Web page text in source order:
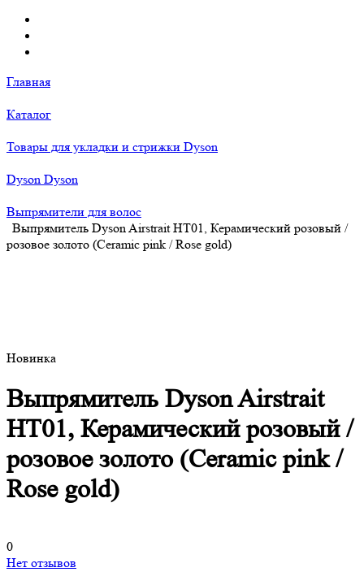
Главная
Каталог
Товары для укладки и стрижки Dyson
Dyson Dyson
Выпрямители для волос
Выпрямитель Dyson Airstrait HT01, Керамический розовый /
розовое золото (Ceramic pink / Rose gold)
Новинка
Выпрямитель Dyson Airstrait
HT01, Керамический розовый /
розовое золото (Ceramic pink /
Rose gold)
0
Нет отзывов